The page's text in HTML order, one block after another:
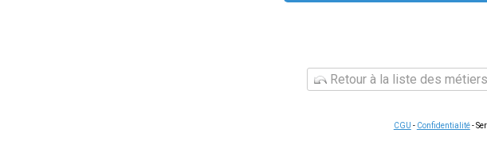
Retour à la liste des métiers
CGU - Confidentialité-